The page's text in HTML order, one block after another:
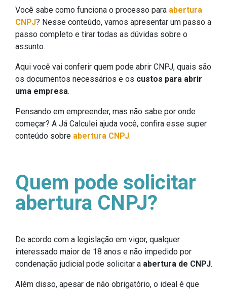
Você sabe como funciona o processo para abertura
CNPJ? Nesse conteúdo, vamos apresentar um passo a
passo completo e tirar todas as dúvidas sobre o
assunto.
Aqui você vai conferir quem pode abrir CNPJ, quais são
os documentos necessários e os custos para abrir
uma empresa.
Pensando em empreender, mas não sabe por onde
começar? A Já Calculei ajuda você, confira esse super
conteúdo sobre abertura CNPJ.
Quem pode solicitar
abertura CNPJ?
De acordo com a legislação em vigor, qualquer
interessado maior de 18 anos e não impedido por
condenação judicial pode solicitar a abertura de CNPJ.
Além disso, apesar de não obrigatório, o ideal é que